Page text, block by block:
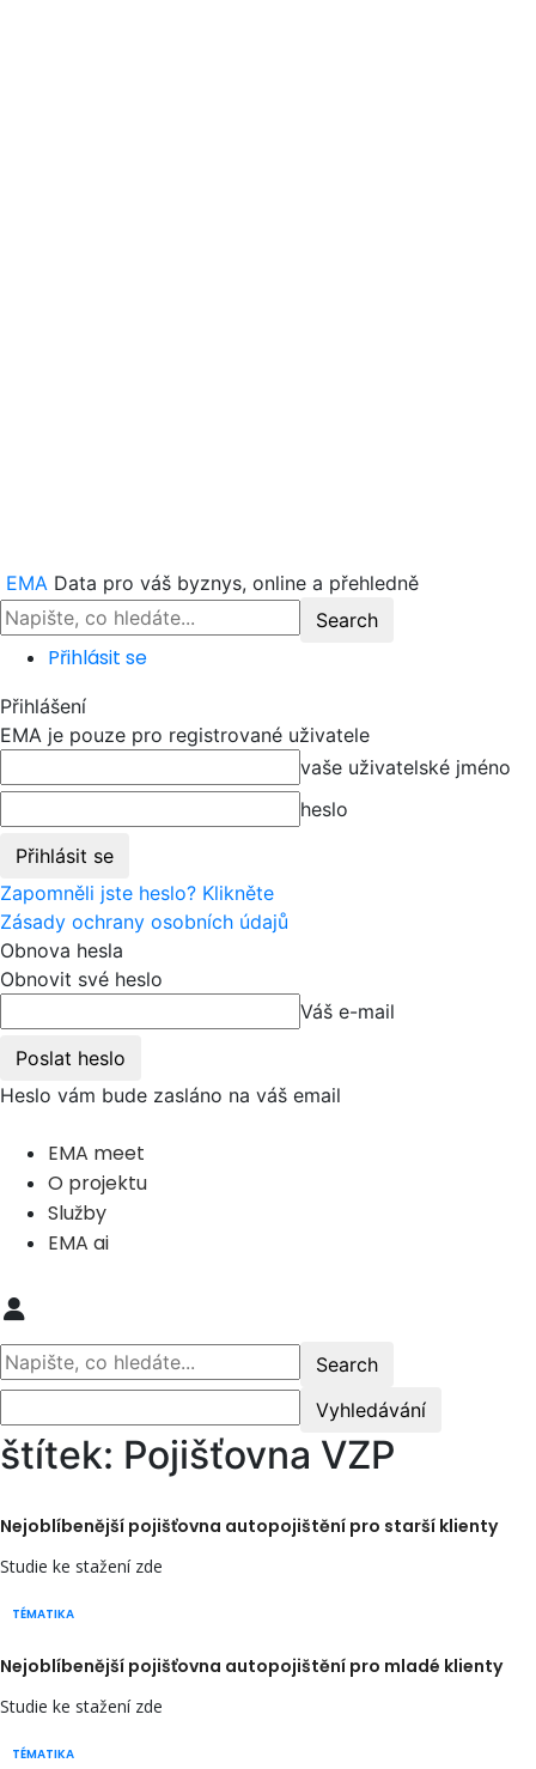
EMA Data pro váš byznys, online a přehledně
Přihlásit se
Přihlášení
EMA je pouze pro registrované uživatele
vaše uživatelské jméno
heslo
Zapomněli jste heslo? Klikněte
Zásady ochrany osobních údajů
Obnova hesla
Obnovit své heslo
Váš e-mail
Heslo vám bude zasláno na váš email
EMA meet
O projektu
Služby
EMA ai
štítek: Pojišťovna VZP
Nejoblíbenější pojišťovna autopojištění pro starší klienty
TÉMATIKA
Studie ke stažení zde
Nejoblíbenější pojišťovna autopojištění pro mladé klienty
TÉMATIKA
Studie ke stažení zde